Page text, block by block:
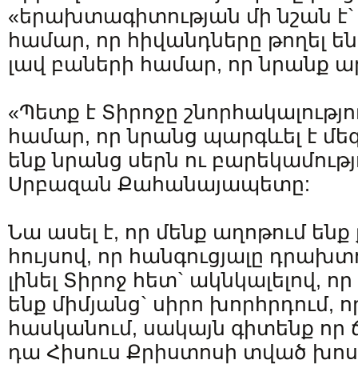
«երախտագիտության մի նշան է`
համար, որ հիվանդները թողել են
լավ բաների համար, որ նրանք
«Պետք է Տիրոջը
համար, որ նրանց պարգևել է
ենք նրանց սերն ու
Սրբազան Քահանայապետը:
Նա ասել է, որ մենք աղոթում
հույսով, որ հանգուցյալը
լինել Տիրոջ հետ` ակնկալելով,
ենք միմյանց` սիրո խորհրդում,
հասկանում, սակայն գիտենք որ
դա Հիսուս Քրիստոսի տված